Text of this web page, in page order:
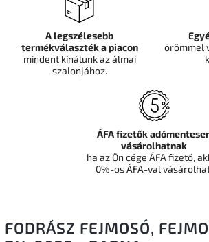
FODRÁSZ FEJMOSÓ,
A legszélesebb
termékválaszték a piacon
mindent kínálunk az álmai
szalonjához.
örömmel
ÁFA fizetők
vásárolhatnak
ha az Ön cége ÁFA fizető,
0%-os ÁFA-val